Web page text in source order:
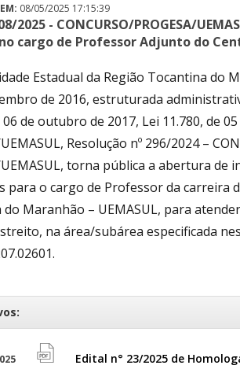
08/05/2025 17:15:39
2025 - CONCURSO/PROGESA/
cargo de Professor Adjunto do
Estadual da Região Tocantina do
de 2016, estruturada
06 de outubro de 2017, Lei 11.780, de
Resolução nº 296/2024 –
torna pública a abertura de
para o cargo de Professor da carreira
Maranhão – UEMASUL, para
na área/subárea especificada
Edital n° 23/2025 de